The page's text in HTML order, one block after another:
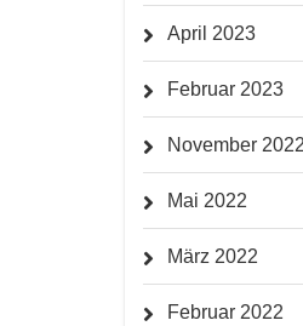
April 2023
Februar 2023
November 2022
Mai 2022
März 2022
Februar 2022